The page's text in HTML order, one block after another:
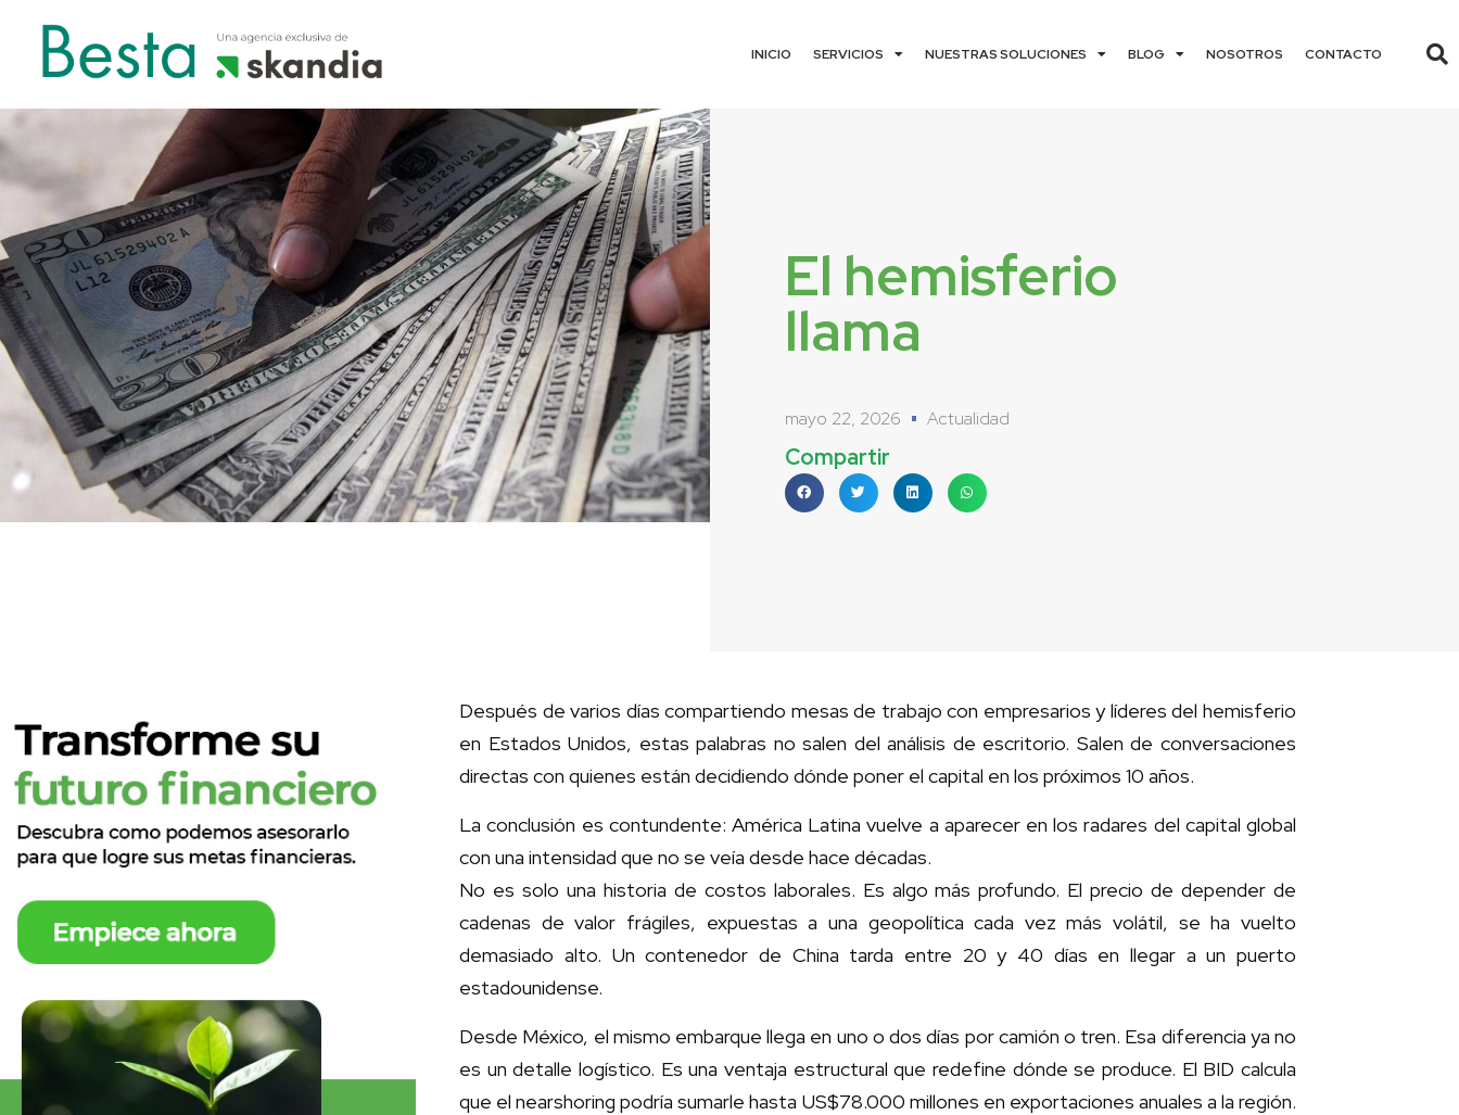
INICIO SERVICIOS NUESTRAS SOLUCIONES BLOG NOSOTROS CONTACTO
El hemisferio
llama
mayo 22, 2026 Actualidad
Compartir
Después de varios días compartiendo mesas de trabajo con empresarios y líderes del hemisferio
en Estados Unidos, estas palabras no salen del análisis de escritorio. Salen de conversaciones
directas con quienes están decidiendo dónde poner el capital en los próximos 10 años.
La conclusión es contundente: América Latina vuelve a aparecer en los radares del capital global
con una intensidad que no se veía desde hace décadas.
No es solo una historia de costos laborales. Es algo más profundo. El precio de depender de
cadenas de valor frágiles, expuestas a una geopolítica cada vez más volátil, se ha vuelto
demasiado alto. Un contenedor de China tarda entre 20 y 40 días en llegar a un puerto
estadounidense.
Desde México, el mismo embarque llega en uno o dos días por camión o tren. Esa diferencia ya no
es un detalle logístico. Es una ventaja estructural que redefine dónde se produce. El BID calcula
que el nearshoring podría sumarle hasta US$78.000 millones en exportaciones anuales a la región.